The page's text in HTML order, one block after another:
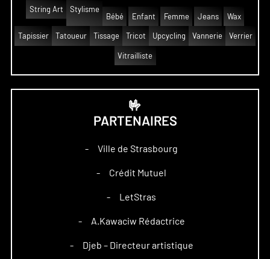
String Art
Stylisme
Bébé
Enfant Femme Jeans Wax
Tapissier Tatoueur Tissage Tricot Upcycling Vannerie Verrier
Vitrailliste
🤟
PARTENAIRES
– Ville de Strasbourg
– Crédit Mutuel
– LetStras
– A.Kawaciw Rédactrice
– Djeb – Directeur artistique